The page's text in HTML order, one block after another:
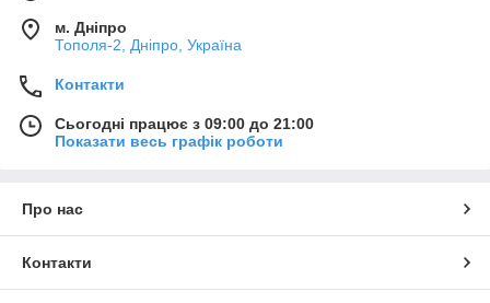
м. Дніпро
Тополя-2, Дніпро, Україна
Контакти
Сьогодні працює з 09:00 до 21:00
Показати весь графік роботи
Про нас
Контакти